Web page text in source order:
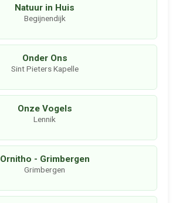
Natuur in Huis
Begijnendijk
Onder Ons
Sint Pieters Kapelle
Onze Vogels
Lennik
Ornitho - Grimbergen
Grimbergen